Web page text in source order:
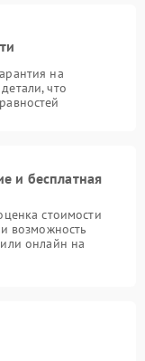
на
что
и бесплатная
стоимости
возможность
онлайн на